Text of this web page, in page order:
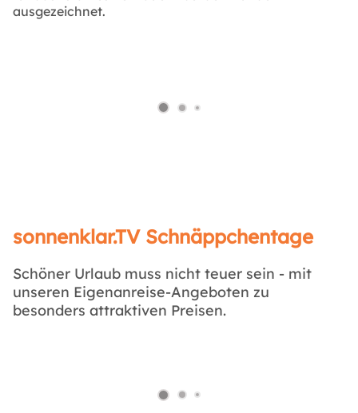
ausgezeichnet.
sonnenklar.TV Schnäppchentage
Schöner Urlaub muss nicht teuer sein - mit
unseren Eigenanreise-Angeboten zu
besonders attraktiven Preisen.